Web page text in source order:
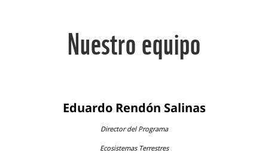
Nuestro equipo
Eduardo Rendón Salinas
Director del Programa
Ecosistemas Terrestres